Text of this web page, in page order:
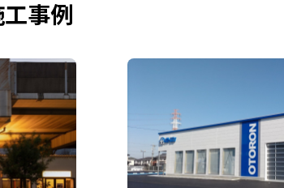
事例